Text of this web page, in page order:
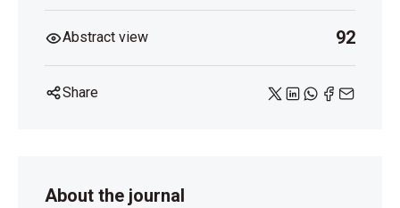
Abstract view 92
Share
About the journal